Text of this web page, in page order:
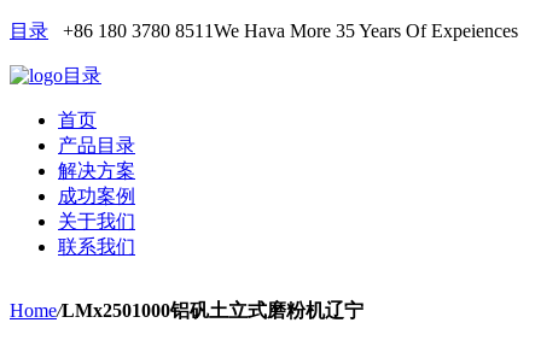
目录 +86 180 3780 8511We Hava More 35 Years Of Expeiences
目录
首页
产品目录
解决方案
成功案例
关于我们
联系我们
Home/LMx2501000铝矾土立式磨粉机辽宁